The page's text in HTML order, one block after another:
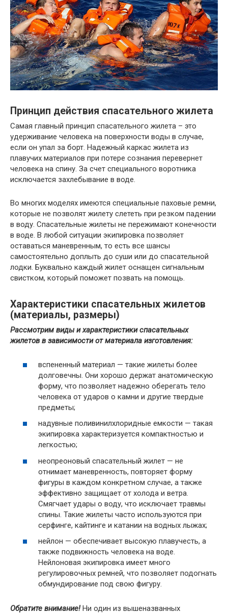
Принцип действия спасательного жилета
Самая главный принцип спасательного жилета – это
удерживание человека на поверхности воды в случае,
если он упал за борт. Надежный каркас жилета из
плавучих материалов при потере сознания перевернет
человека на спину. За счет специального воротника
исключается захлебывание в воде.
Во многих моделях имеются специальные паховые ремни,
которые не позволят жилету слететь при резком падении
в воду. Спасательные жилеты не пережимают конечности
в воде. В любой ситуации экипировка позволяет
оставаться маневренным, то есть все шансы
самостоятельно доплыть до суши или до спасательной
лодки. Буквально каждый жилет оснащен сигнальным
свистком, который поможет позвать на помощь.
Характеристики спасательных жилетов
(материалы, размеры)
Рассмотрим виды и характеристики спасательных
жилетов в зависимости от материала изготовления:
вспененный материал — такие жилеты более
долговечны. Они хорошо держат анатомическую
форму, что позволяет надежно оберегать тело
человека от ударов о камни и другие твердые
предметы;
надувные поливинилхлоридные емкости — такая
экипировка характеризуется компактностью и
легкостью;
неопреоновый спасательный жилет — не
отнимает маневренность, повторяет форму
фигуры в каждом конкретном случае, а также
эффективно защищает от холода и ветра.
Смягчает удары о воду, что исключает травмы
спины. Такие жилеты часто используются при
серфинге, кайтинге и катании на водных лыжах;
нейлон — обеспечивает высокую плавучесть, а
также подвижность человека на воде.
Нейлоновая экипировка имеет много
регулировочных ремней, что позволяет подогнать
обмундирование под свою фигуру.
Обратите внимание!Ни один из вышеназванных